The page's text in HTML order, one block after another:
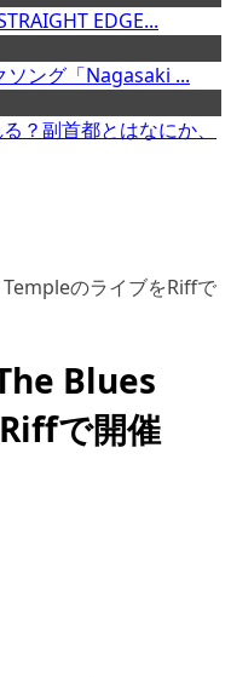
EDGE...
ソング「Nagasaki ...
？副首都とはなにか、
のライブをRiffで
Blues
で開催